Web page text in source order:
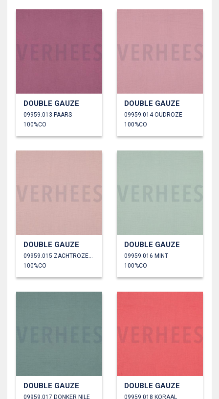
DOUBLE GAUZE
09959.013 PAARS
100%CO
DOUBLE GAUZE
09959.014 OUDROZE
100%CO
DOUBLE GAUZE
09959.015 ZACHTROZE/OUDROZE
100%CO
DOUBLE GAUZE
09959.016 MINT
100%CO
DOUBLE GAUZE
09959.017 DONKER NILE
DOUBLE GAUZE
09959.018 KORAAL